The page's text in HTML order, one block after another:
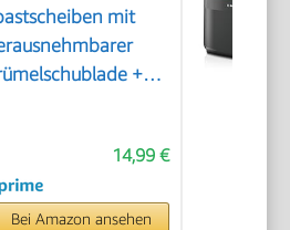
mit
+
+
+
|
14,99 €
Bei Amazon ansehen